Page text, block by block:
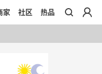
家 社区 热品